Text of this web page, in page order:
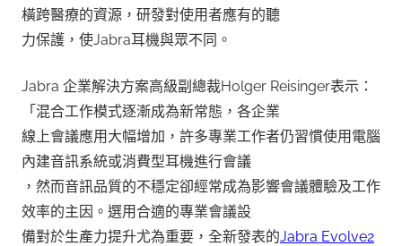
橫跨醫療的資源，研發對使用者應有的聽
力保護，使Jabra耳機與眾不同。
Jabra 企業解決方案高級副總裁Holger Reisinger表示：
「混合工作模式逐漸成為新常態，各企業
線上會議應用大幅增加，許多專業工作者仍習慣使用電腦
內建音訊系統或消費型耳機進行會議
，然而音訊品質的不穩定卻經常成為影響會議體驗及工作
效率的主因。選用合適的專業會議設
備對於生產力提升尤為重要，全新發表的Jabra Evolve2